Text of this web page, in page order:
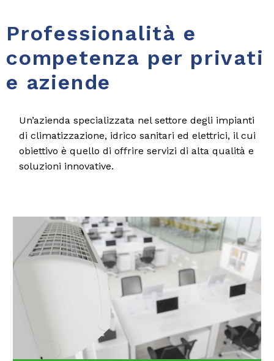
Professionalità e
competenza per privati
e aziende
Un’azienda specializzata nel settore degli impianti
di climatizzazione, idrico sanitari ed elettrici, il cui
obiettivo è quello di offrire servizi di alta qualità e
soluzioni innovative.